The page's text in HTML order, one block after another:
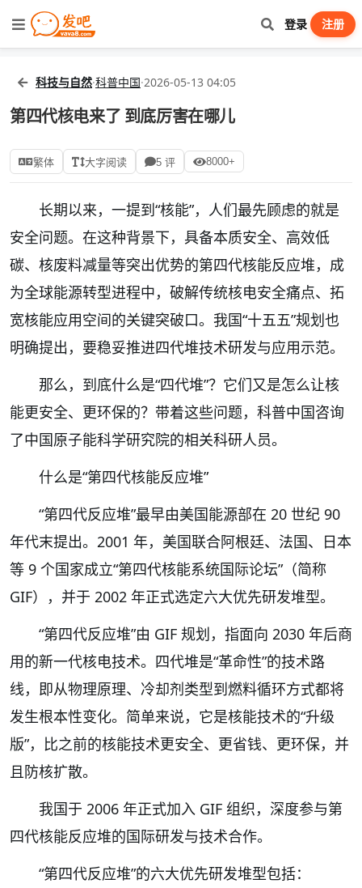
登录 注册
科技与自然·科普中国·2026-05-13 04:05
第四代核电来了 到底厉害在哪儿
繁体 大字阅读 5 评 8000+
长期以来，一提到“核能”，人们最先顾虑的就是
安全问题。在这种背景下，具备本质安全、高效低
碳、核废料减量等突出优势的第四代核能反应堆，成
为全球能源转型进程中，破解传统核电安全痛点、拓
宽核能应用空间的关键突破口。我国“十五五”规划也
明确提出，要稳妥推进四代堆技术研发与应用示范。
那么，到底什么是“四代堆”？它们又是怎么让核
能更安全、更环保的？带着这些问题，科普中国咨询
了中国原子能科学研究院的相关科研人员。
什么是“第四代核能反应堆”
“第四代反应堆”最早由美国能源部在 20 世纪 90
年代末提出。2001 年，美国联合阿根廷、法国、日本
等 9 个国家成立“第四代核能系统国际论坛”（简称
GIF），并于 2002 年正式选定六大优先研发堆型。
“第四代反应堆”由 GIF 规划，指面向 2030 年后商
用的新一代核电技术。四代堆是“革命性”的技术路
线，即从物理原理、冷却剂类型到燃料循环方式都将
发生根本性变化。简单来说，它是核能技术的“升级
版”，比之前的核能技术更安全、更省钱、更环保，并
且防核扩散。
我国于 2006 年正式加入 GIF 组织，深度参与第
四代核能反应堆的国际研发与技术合作。
“第四代反应堆”的六大优先研发堆型包括：